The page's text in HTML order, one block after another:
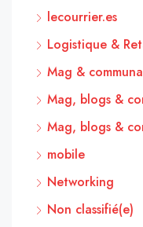
lecourrier.es
Logistique &
Mag &
Mag, blogs &
Mag, blogs &
mobile
Networking
Non classifié(e)